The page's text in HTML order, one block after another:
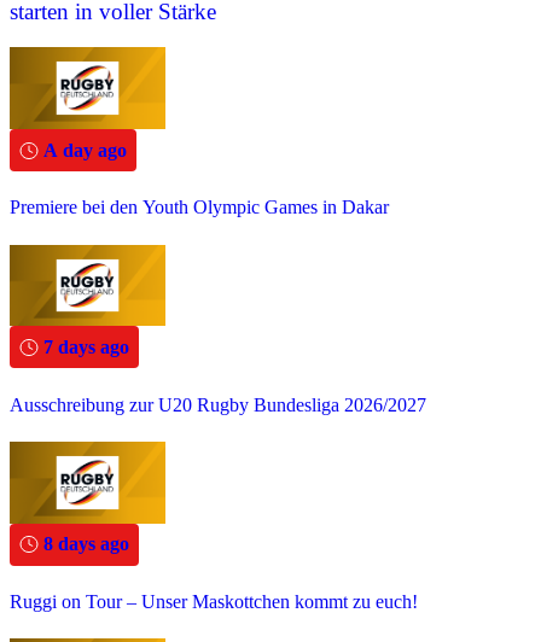
starten in voller Stärke
A day ago
Premiere bei den Youth Olympic Games in Dakar
7 days ago
Ausschreibung zur U20 Rugby Bundesliga 2026/2027
8 days ago
Ruggi on Tour – Unser Maskottchen kommt zu euch!